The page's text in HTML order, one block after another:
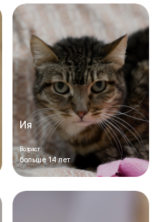
Ия
Возраст:
больше 14 лет